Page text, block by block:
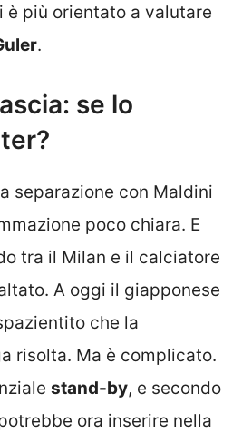
è più orientato a valutare
.
se lo
separazione con Maldini
poco chiara. E
tra il Milan e il calciatore
A oggi il giapponese
che la
risolta. Ma è complicato.
stand-by, e secondo
ora inserire nella